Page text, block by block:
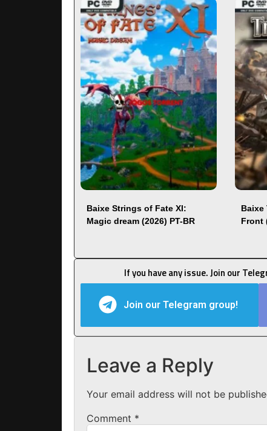
Baixe Strings of Fate XI:
Magic dream (2026) PT-BR
Baixe
Front
If you have any issue. Join our
Join our Telegram group!
Leave a Reply
Your email address will not be
Comment *